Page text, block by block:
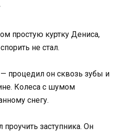
простую куртку Дениса,
не стал.
процедил он сквозь зубы и
Колеса с шумом
снегу.
заступника. Он